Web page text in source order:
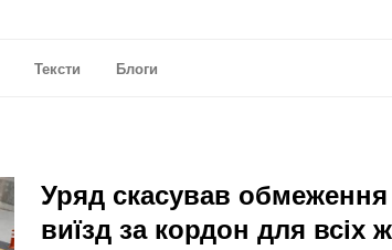
Тексти Блоги
Уряд скасував
виїзд за кордон для всіх